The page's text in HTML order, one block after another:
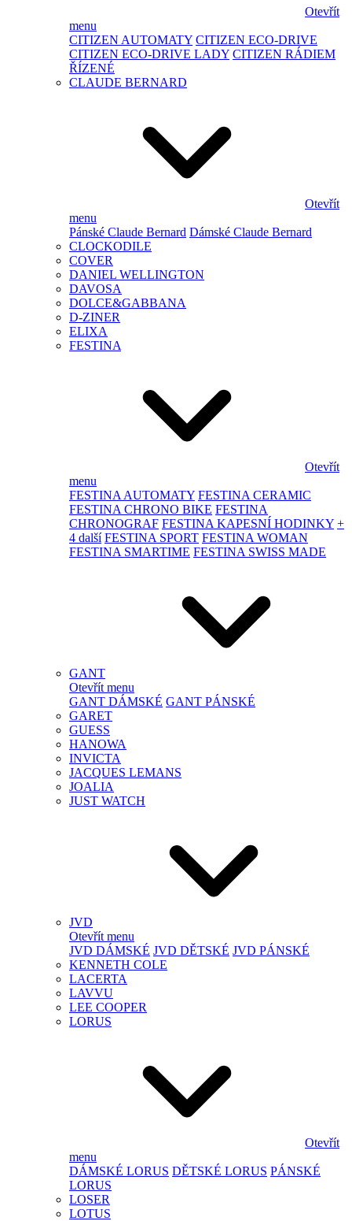
Otevřít
menu
CITIZEN AUTOMATY CITIZEN ECO-DRIVE
CITIZEN ECO-DRIVE LADY CITIZEN RÁDIEM
ŘÍZENÉ
CLAUDE BERNARD
Otevřít
menu
Pánské Claude Bernard Dámské Claude Bernard
CLOCKODILE
COVER
DANIEL WELLINGTON
DAVOSA
DOLCE&GABBANA
D-ZINER
ELIXA
FESTINA
Otevřít
menu
FESTINA AUTOMATY FESTINA CERAMIC
FESTINA CHRONO BIKE FESTINA
CHRONOGRAF FESTINA KAPESNÍ HODINKY +
4 další FESTINA SPORT FESTINA WOMAN
FESTINA SMARTIME FESTINA SWISS MADE
GANT
Otevřít menu
GANT DÁMSKÉ GANT PÁNSKÉ
GARET
GUESS
HANOWA
INVICTA
JACQUES LEMANS
JOALIA
JUST WATCH
JVD
Otevřít menu
JVD DÁMSKÉ JVD DĚTSKÉ JVD PÁNSKÉ
KENNETH COLE
LACERTA
LAVVU
LEE COOPER
LORUS
Otevřít
menu
DÁMSKÉ LORUS DĚTSKÉ LORUS PÁNSKÉ
LORUS
LOSER
LOTUS